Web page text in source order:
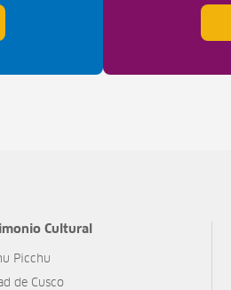
Cultural
Picchu
de Cusco